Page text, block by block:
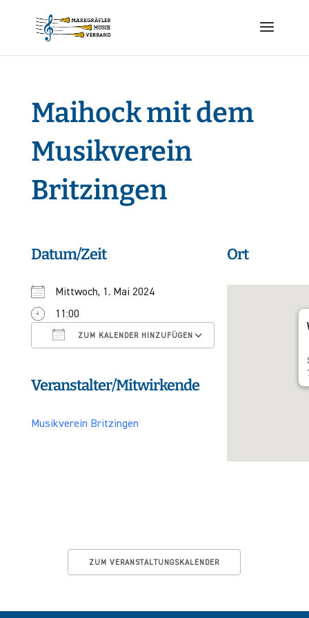
Maihock mit dem
Musikverein
Britzingen
Datum/Zeit
Mittwoch, 1. Mai 2024
11:00
ZUM KALENDER HINZUFÜGEN
ICS herunterladen
Veranstalter/Mitwirkende
Musikverein Britzingen
Ort
ZUM VERANSTALTUNGSKALENDER